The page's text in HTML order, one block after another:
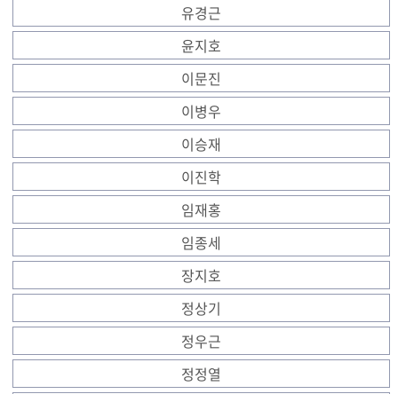
유경근
윤지호
이문진
이병우
이승재
이진학
임재홍
임종세
장지호
정상기
정우근
정정열